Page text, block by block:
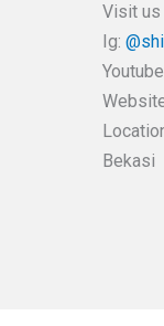
Visit us
Ig:
Bekasi